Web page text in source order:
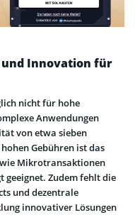
Innovation für
nicht für hohe
Anwendungen
von etwa sieben
Gebühren ist das
Mikrotransaktionen
geeignet. Zudem fehlt die
und dezentrale
innovativer Lösungen